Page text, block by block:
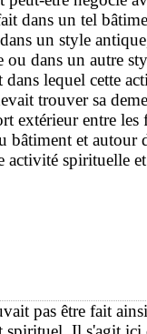
dans un tel
un style
ou dans un autre
lequel cette
trouver sa
extérieur entre les
bâtiment et autour
activité spirituelle
pas être fait